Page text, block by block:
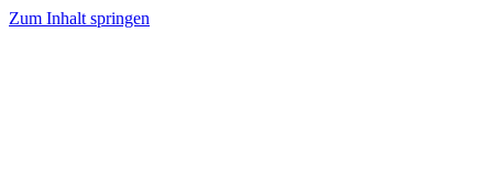
Zum Inhalt springen